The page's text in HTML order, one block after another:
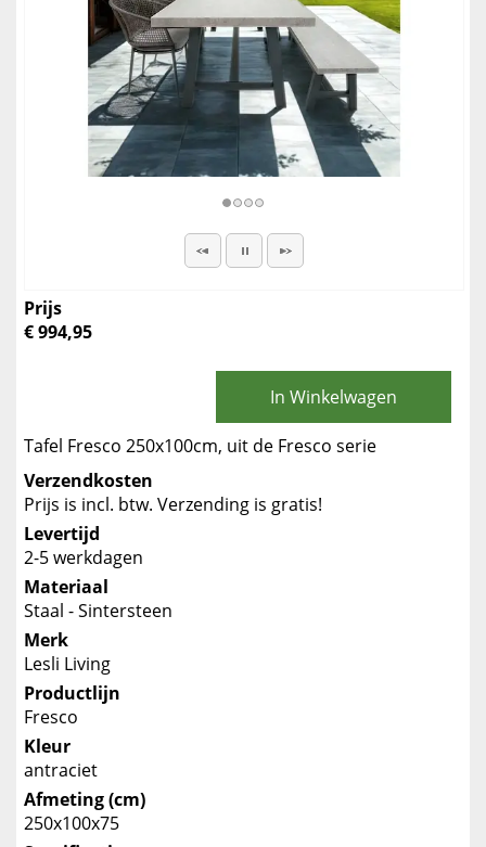
Prijs
€ 994,95
In Winkelwagen
Tafel Fresco 250x100cm, uit de Fresco serie
Verzendkosten
Prijs is incl. btw. Verzending is gratis!
Levertijd
2-5 werkdagen
Materiaal
Staal - Sintersteen
Merk
Lesli Living
Productlijn
Fresco
Kleur
antraciet
Afmeting (cm)
250x100x75